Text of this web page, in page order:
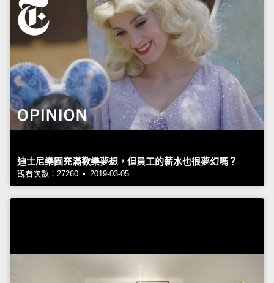
迪士尼樂園充滿歡樂夢想，但員工的薪水也很夢幻嗎？
觀看次數：27260 • 2019-03-05